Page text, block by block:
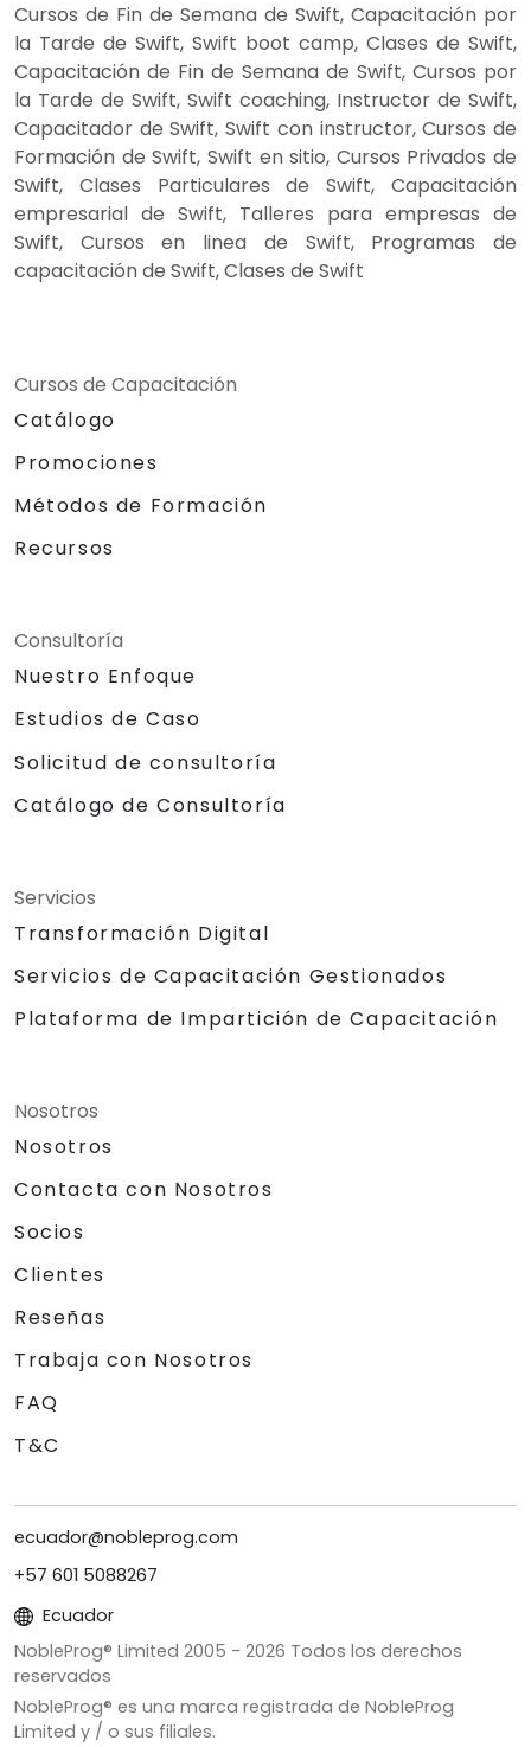
Cursos de Fin de Semana de Swift, Capacitación por
la Tarde de Swift, Swift boot camp, Clases de Swift,
Capacitación de Fin de Semana de Swift, Cursos por
la Tarde de Swift, Swift coaching, Instructor de Swift,
Capacitador de Swift, Swift con instructor, Cursos de
Formación de Swift, Swift en sitio, Cursos Privados de
Swift, Clases Particulares de Swift, Capacitación
empresarial de Swift, Talleres para empresas de
Swift, Cursos en linea de Swift, Programas de
capacitación de Swift, Clases de Swift
Cursos de Capacitación
Catálogo
Promociones
Métodos de Formación
Recursos
Consultoría
Nuestro Enfoque
Estudios de Caso
Solicitud de consultoría
Catálogo de Consultoría
Servicios
Transformación Digital
Servicios de Capacitación Gestionados
Plataforma de Impartición de Capacitación
Nosotros
Nosotros
Contacta con Nosotros
Socios
Clientes
Reseñas
Trabaja con Nosotros
FAQ
T&C
ecuador@nobleprog.com
+57 601 5088267
Ecuador
NobleProg® Limited 2005 - 2026 Todos los derechos
reservados
NobleProg® es una marca registrada de NobleProg
Limited y / o sus filiales.